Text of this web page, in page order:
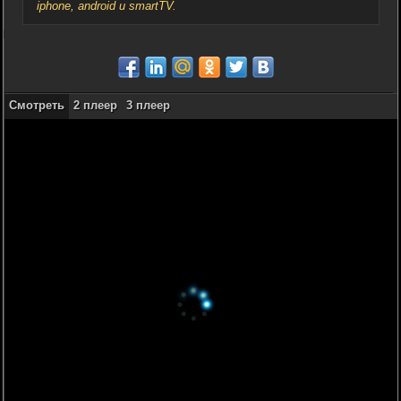
iphone, android и smartTV.
Смотреть 2 плеер 3 плеер